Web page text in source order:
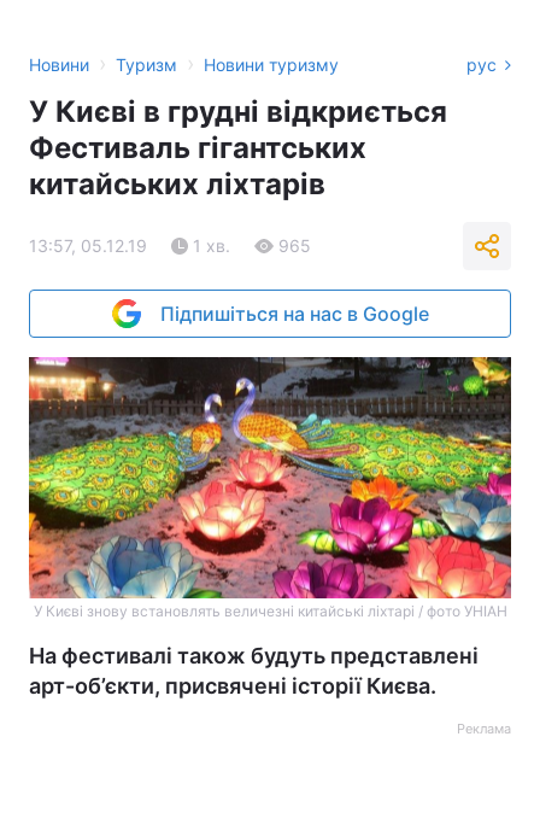
Новини › Туризм › Новини туризму рус
У Києві в грудні відкриється
Фестиваль гігантських
китайських ліхтарів
13:57, 05.12.19 1 хв. 965
Підпишіться на нас в Google
У Києві знову встановлять величезні китайські ліхтарі / фото УНІАН
На фестивалі також будуть представлені
арт-об’єкти, присвячені історії Києва.
Реклама